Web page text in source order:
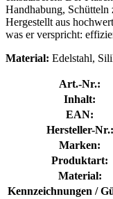
Handhabung,
Hergestellt aus
was er verspricht:
Material: Edelstahl,
Art.-Nr.:
Inhalt:
EAN:
Hersteller-Nr.:
Marken:
Produktart:
Material:
Kennzeichnungen /